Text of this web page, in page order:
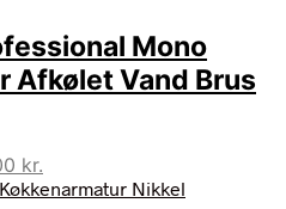
Mono
Afkølet Vand Brus
kr.
aktuelle